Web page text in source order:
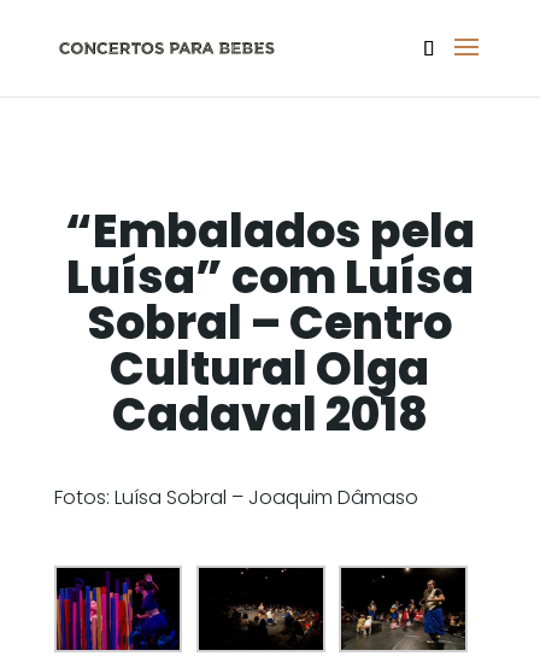
“Embalados pela
Luísa” com Luísa
Sobral – Centro
Cultural Olga
Cadaval 2018
Fotos: Luísa Sobral – Joaquim Dâmaso